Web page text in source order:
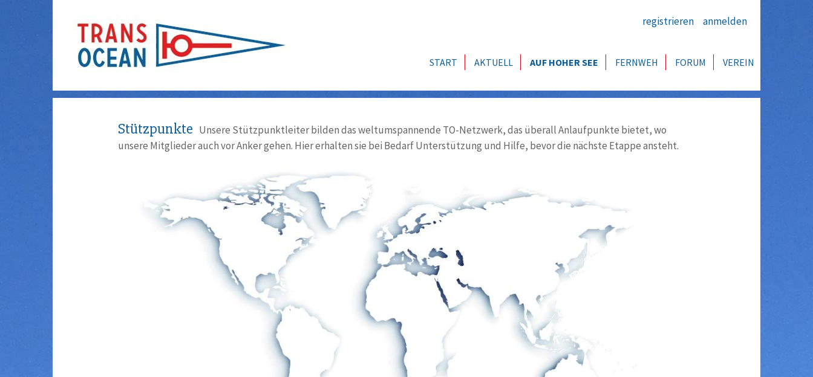
registrieren anmelden
START AKTUELL AUF HOHER SEE FERNWEH FORUM VEREIN
Stützpunkte Unsere Stützpunktleiter bilden das weltumspannende TO-Netzwerk, das überall Anlaufpunkte bietet, wo
unsere Mitglieder auch vor Anker gehen. Hier erhalten sie bei Bedarf Unterstützung und Hilfe, bevor die nächste Etappe ansteht.